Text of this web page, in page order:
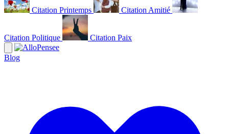
Citation Printemps Citation Amitié
Citation Politique Citation Paix
Blog